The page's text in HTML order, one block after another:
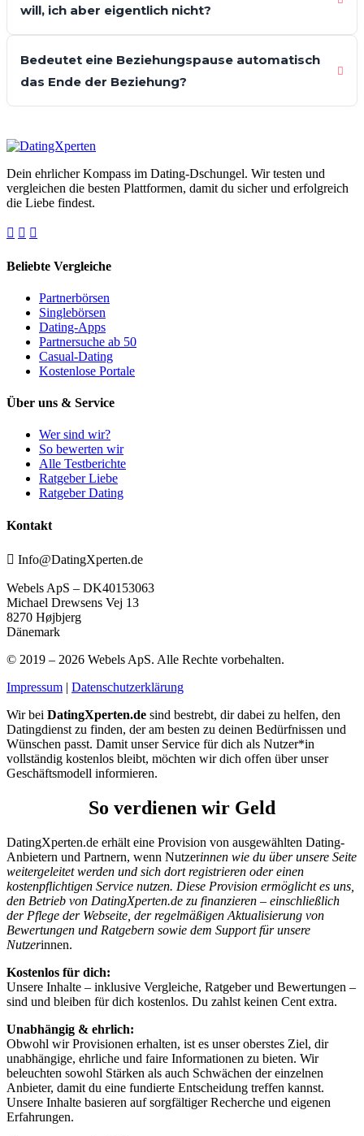
will, ich aber eigentlich nicht?
Bedeutet eine Beziehungspause automatisch
das Ende der Beziehung?
Dein ehrlicher Kompass im Dating-Dschungel. Wir testen und
vergleichen die besten Plattformen, damit du sicher und erfolgreich
die Liebe findest.
Beliebte Vergleiche
Partnerbörsen
Singlebörsen
Dating-Apps
Partnersuche ab 50
Casual-Dating
Kostenlose Portale
Über uns & Service
Wer sind wir?
So bewerten wir
Alle Testberichte
Ratgeber Liebe
Ratgeber Dating
Kontakt
Info@DatingXperten.de
Webels ApS – DK40153063
Michael Drewsens Vej 13
8270 Højbjerg
Dänemark
© 2019 – 2026 Webels ApS. Alle Rechte vorbehalten.
Impressum | Datenschutzerklärung
Wir bei DatingXperten.de sind bestrebt, dir dabei zu helfen, den
Datingdienst zu finden, der am besten zu deinen Bedürfnissen und
Wünschen passt. Damit unser Service für dich als Nutzer*in
vollständig kostenlos bleibt, möchten wir dich offen über unser
Geschäftsmodell informieren.
So verdienen wir Geld
DatingXperten.de erhält eine Provision von ausgewählten Dating-
Anbietern und Partnern, wenn Nutzerinnen wie du über unsere Seite
weitergeleitet werden und sich dort registrieren oder einen
kostenpflichtigen Service nutzen. Diese Provision ermöglicht es uns,
den Betrieb von DatingXperten.de zu finanzieren – einschließlich
der Pflege der Webseite, der regelmäßigen Aktualisierung von
Bewertungen und Ratgebern sowie dem Support für unsere
Nutzerinnen.
Kostenlos für dich:
Unsere Inhalte – inklusive Vergleiche, Ratgeber und Bewertungen –
sind und bleiben für dich kostenlos. Du zahlst keinen Cent extra.
Unabhängig & ehrlich:
Obwohl wir Provisionen erhalten, ist es unser oberstes Ziel, dir
unabhängige, ehrliche und faire Informationen zu bieten. Wir
beleuchten sowohl Stärken als auch Schwächen der einzelnen
Anbieter, damit du eine fundierte Entscheidung treffen kannst.
Unsere Inhalte basieren auf sorgfältiger Recherche und eigenen
Erfahrungen.